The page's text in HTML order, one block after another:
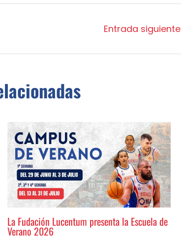
Entrada siguiente
La Fudación Lucentum presenta la Escuela de
Verano 2026